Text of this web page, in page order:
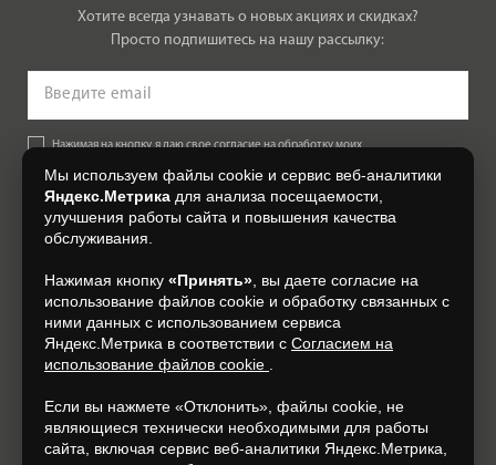
покупателям самые совершенные решения для обустройства
кровельных систем (водосточные системы, вентиляционные
прочее). Минеральная (цементно-песчаная) черепица БРААС
требованиям комфорта, стандартам качества и долговечности
материалов.
Инновационные разработки производственных лабораторий
BMI Group во всем мире внедряются российским
использовать ценный опыт и новейшие технологии своих
международных партнеров, оставаясь при этом верным
классическим традициям надежности и качества немецких
производителей натуральной черепицы.
Хотите всегда узнавать о новых акциях и скидках?
Просто подпишитесь на нашу рассылку:
Нажимая на кнопку, я даю свое согласие на обработку моих
Согласии на обработку персональных данных.
+7 (4812) 548-777
Мы используем файлы cookie и сервис веб-аналитики
Яндекс.Метрика для анализа посещаемости,
улучшения работы сайта и повышения качества
обслуживания.
Нажимая кнопку «Принять» , вы даете согласие на
использование файлов cookie и обработку связанных с
ними данных с использованием сервиса
Яндекс.Метрика в соответствии с Согласием на
использование файлов cookie
Если вы нажмете «Отклонить», файлы cookie, не
являющиеся технически необходимыми для работы
сайта, включая сервис веб-аналитики Яндекс.Метрика,